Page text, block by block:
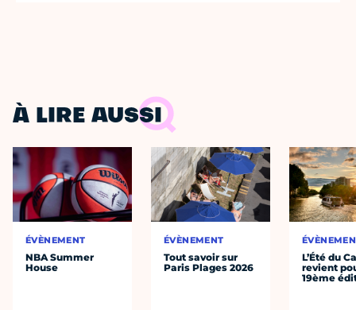
À LIRE AUSSI
ÉVÈNEMENT
NBA Summer
House
ÉVÈNEMENT
Tout savoir sur
Paris Plages 2026
L’Été du
revient
19ème